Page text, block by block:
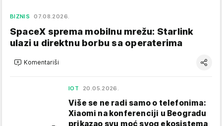
BIZNIS 07.08.2026.
SpaceX sprema mobilnu mrežu: Starlink
ulazi u direktnu borbu sa operaterima
Komentariši
IOT 20.05.2026.
Više se ne radi samo o telefonima:
Xiaomi na konferenciji u Beogradu
prikazao svu moć svog ekosistema